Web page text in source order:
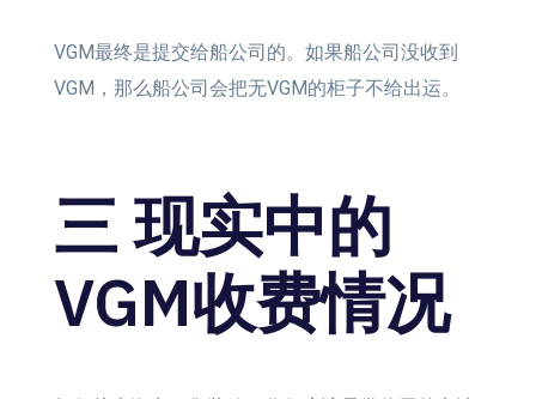
VGM最终是提交给船公司的。如果船公司没收到
VGM，那么船公司会把无VGM的柜子不给出运。
三 现实中的
VGM收费情况